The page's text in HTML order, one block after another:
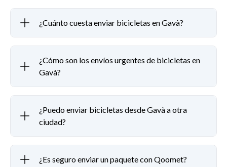
¿Cuánto cuesta enviar bicicletas en Gavà?
¿Cómo son los envíos urgentes de bicicletas en
Gavà?
¿Puedo enviar bicicletas desde Gavà a otra
ciudad?
¿Es seguro enviar un paquete con Qoomet?